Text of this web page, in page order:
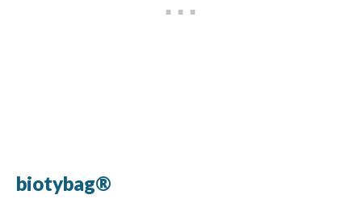
biotybag®